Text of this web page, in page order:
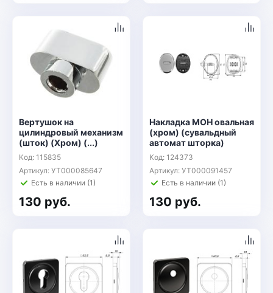
Вертушок на
цилиндровый механизм
(шток) (Хром) (...)
Код: 115835
Артикул: УТ000085647
Есть в наличии (1)
130 руб.
Накладка МОН овальная
(хром) (сувальдный
автомат шторка)
Код: 124373
Артикул: УТ000091457
Есть в наличии (1)
130 руб.